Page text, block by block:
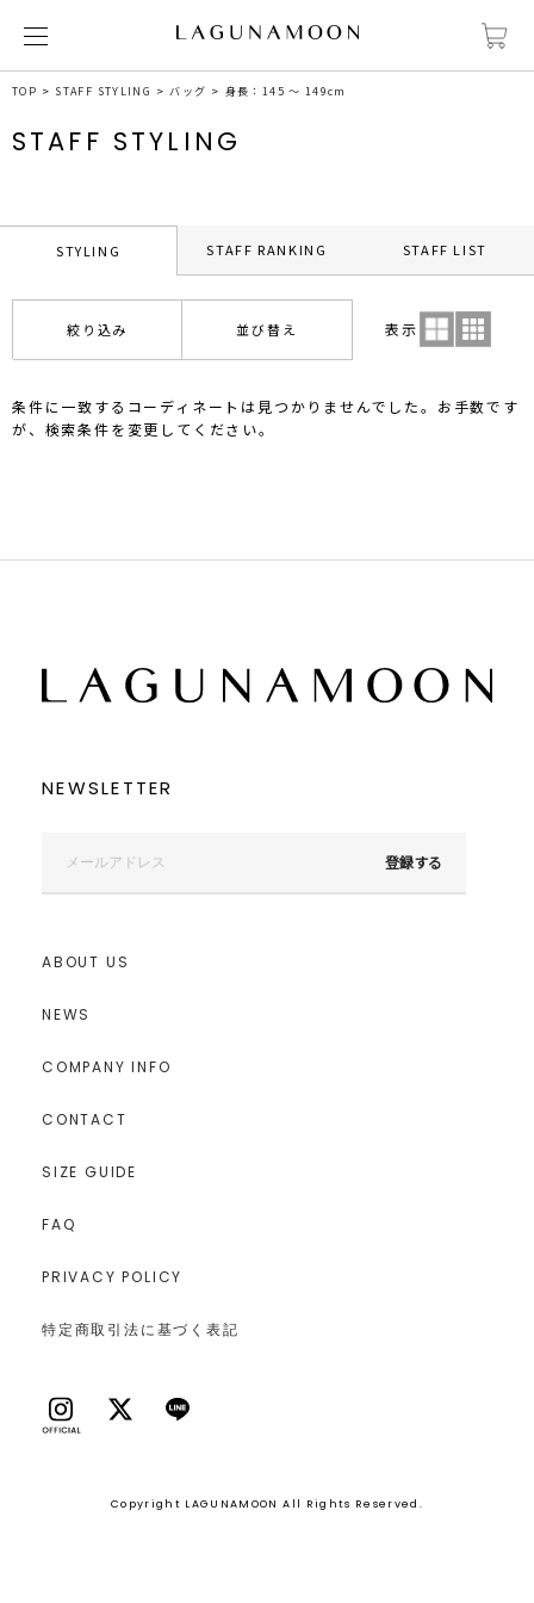
TOP STAFF STYLING バッグ 身長：145 ～ 149cm
STAFF STYLING
STYLING STAFF RANKING STAFF LIST
絞り込み 並び替え 表示
条件に一致するコーディネートは見つかりませんでした。お手数です
が、検索条件を変更してください。
NEWSLETTER
登録する
ABOUT US
NEWS
COMPANY INFO
CONTACT
SIZE GUIDE
FAQ
PRIVACY POLICY
特定商取引法に基づく表記
Copyright LAGUNAMOON All Rights Reserved.